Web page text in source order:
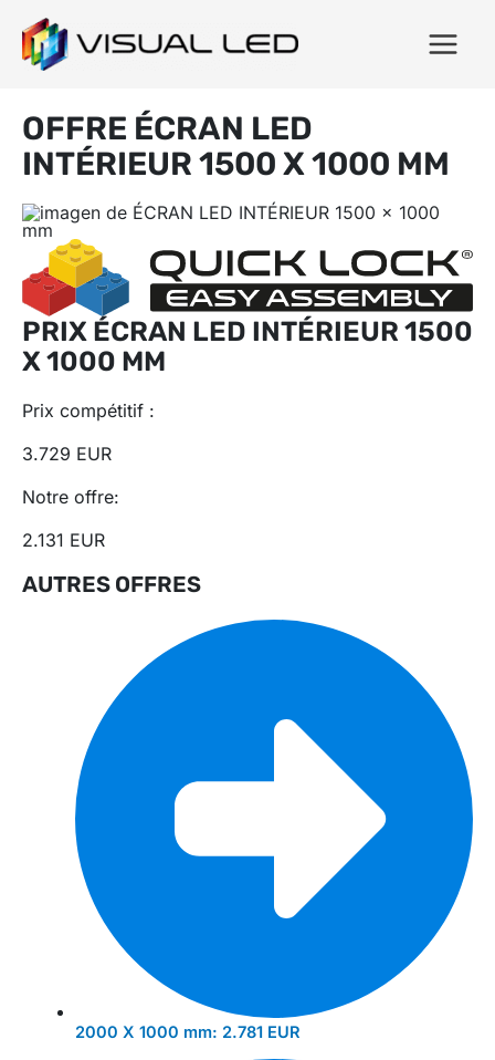
OFFRE ÉCRAN LED
INTÉRIEUR 1500 X 1000 MM
PRIX ÉCRAN LED INTÉRIEUR 1500
X 1000 MM
Prix ​​compétitif :
3.729 EUR
Notre offre:
2.131 EUR
AUTRES OFFRES
2000 X 1000 mm: 2.781 EUR